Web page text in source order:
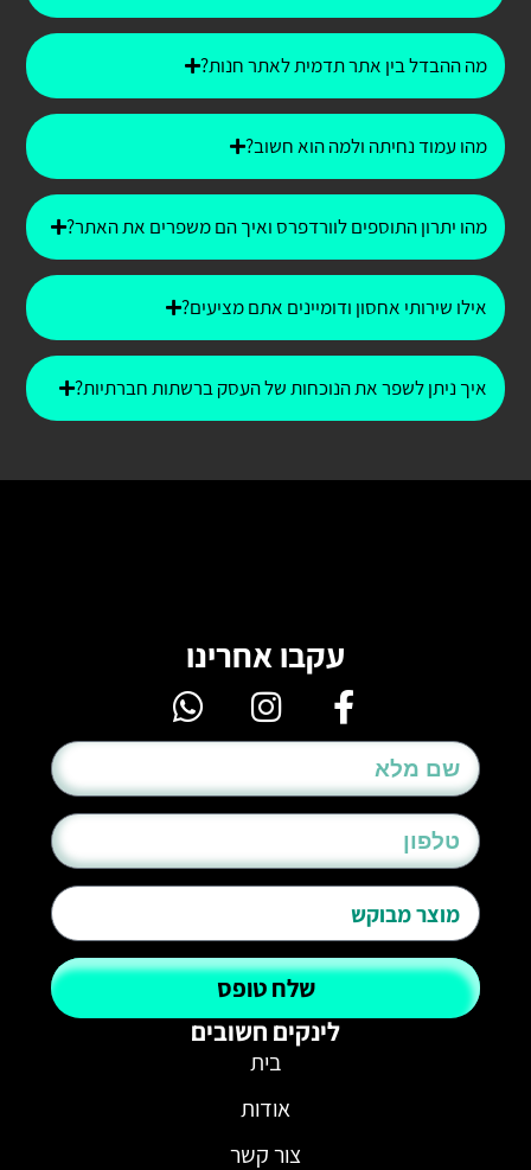
מה ההבדל בין אתר תדמית לאתר חנות?
מהו עמוד נחיתה ולמה הוא חשוב?
מהו יתרון התוספים לוורדפרס ואיך הם משפרים את האתר?
אילו שירותי אחסון ודומיינים אתם מציעים?
איך ניתן לשפר את הנוכחות של העסק ברשתות חברתיות?
עקבו אחרינו
שלח טופס
לינקים חשובים
בית
אודות
צור קשר